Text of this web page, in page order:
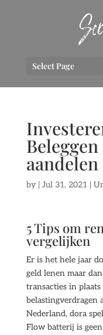
Select Page
aandelen
by | Jul 31, 2021 |
5 Tips om
vergelijken
Er is het hele jaar
geld lenen maar
transacties in
Nederland, dora
Flow batterij is